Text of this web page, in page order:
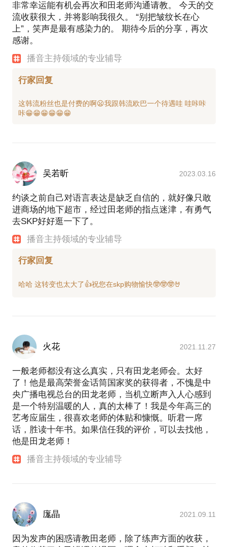
湖南卫视 《快乐女声》媒体专业评审；
CCTV-6 《流金岁月》。
演艺方面
1989年 主演中央电视台青少部电视剧《我们的小
队》；
1995年 主演北京电视台投拍14集电视连续剧《第三军
团》饰演骆强；
大大明星》饰演大明星周吉吉；
2008年 客串TNT小剧场话剧《狂恋高跟鞋》，主演：
星；《许愿》田龙VS张东； 《我是明星》田龙VS小
强；
2008年 参与录制歌曲《因为有你》田龙vs张靓颖、沙
宝亮、羽泉等明星；与瞿颖、姚贝娜、张瑶、李丽珍
等歌手录制公益歌曲《因为有你》。
配音方面
央视《挑战主持人》等电视节目；
三星蓝调相机全系列产品；
中国中央电视台经济部《经济半小时》。
《成都，今夜请将我遗忘》：作者：慕容雪村，39集
（总时长495分钟），演播者：田龙 出品方：央广之
声
《天堂向左，深圳往右》：作者：慕容雪村，45集
（总时长568分钟），演播者：田龙 出品方：央广之
声
《救赎》：作者：吴问银，88集（总时长1116分
钟），演播者：田龙 出品方：央广之声
《藏獒》：作者：杨志军，53集（总时长1055分
钟），演播者：田龙 出品方：央广之声
播者：田龙、张丽敏
非常幸运能有机会再次和田老师沟通请教。 今天的交
流收获很大，并将影响我很久。 “别把皱纹长在心
上”，笑声是最有感染力的。 期待今后的分享，再次
感谢。
播音主持领域的专业辅导
行家回复
这韩流粉丝也是付费的啊😦我跟韩流欧巴一个待遇哇 哇咔咔
吴若昕 2023.03.16
约谈之前自己对语言表达是缺乏自信的，就好像只敢
进商场的地下超市，经过田老师的指点迷津，有勇气
去SKP好好逛一下了。
播音主持领域的专业辅导
行家回复
火花 2021.11.27
一般老师都没有这么真实，只有田龙老师会。太好
了！他是最高荣誉金话筒国家奖的获得者，不愧是中
央广播电视总台的田龙老师，当机立断声入人心感到
是一个特别温暖的人，真的太棒了！我是今年高三的
艺考应届生，很喜欢老师的体贴和慷慨。听君一席
话，胜读十年书。如果信任我的评价，可以去找他，
他是田龙老师！
播音主持领域的专业辅导
庬晶 2021.09.11
因为发声的困惑请教田老师，除了练声方面的收获，